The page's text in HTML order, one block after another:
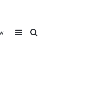
Sidebar
Traži